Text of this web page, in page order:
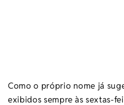
Como o próprio nome já
exibidos sempre às sextas-